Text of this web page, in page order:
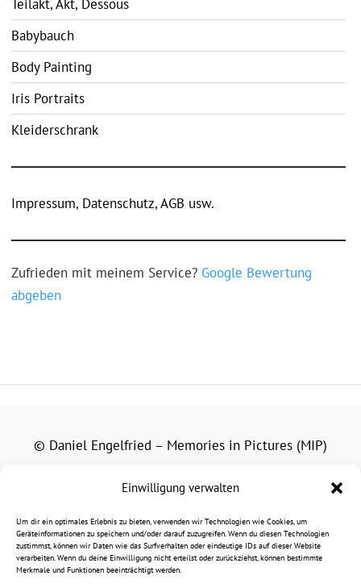
Einwilligung verwalten
Um dir ein optimales Erlebnis zu bieten, verwenden wir Technologien wie Cookies, um
Geräteinformationen zu speichern und/oder darauf zuzugreifen. Wenn du diesen Technologien
zustimmst, können wir Daten wie das Surfverhalten oder eindeutige IDs auf dieser Website
verarbeiten. Wenn du deine Einwilligung nicht erteilst oder zurückziehst, können bestimmte
Merkmale und Funktionen beeinträchtigt werden.
Teilakt, Akt, Dessous
Babybauch
Body Painting
Iris Portraits
Kleiderschrank
Impressum, Datenschutz, AGB usw.
Zufrieden mit meinem Service? Google Bewertung
abgeben
© Daniel Engelfried – Memories in Pictures (MIP)
Alle auf dieser Website veröffentlichten Fotografien,
Eine Nutzung außerhalb der gesetzlichen Schranken des
Urheberrechts bedarf der vorherigen schriftlichen
Zustimmung.